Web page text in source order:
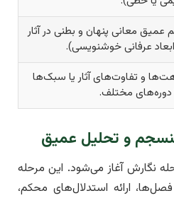
عمیق معانی پنهان و بطنی در آثار
عرفانی خوشنویسی).
و تفاوت‌های آثار یا سبک‌ها
دوره‌های مختلف.
و تحلیل عمیق
نگارش آغاز می‌شود. این مرحله
ارائه استدلال‌های محکم،